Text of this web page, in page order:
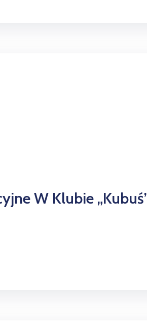
W Klubie